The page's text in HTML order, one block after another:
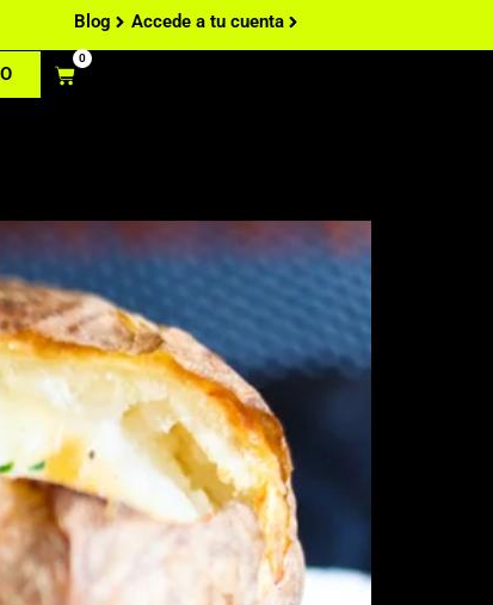
Blog Accede a tu cuenta
0